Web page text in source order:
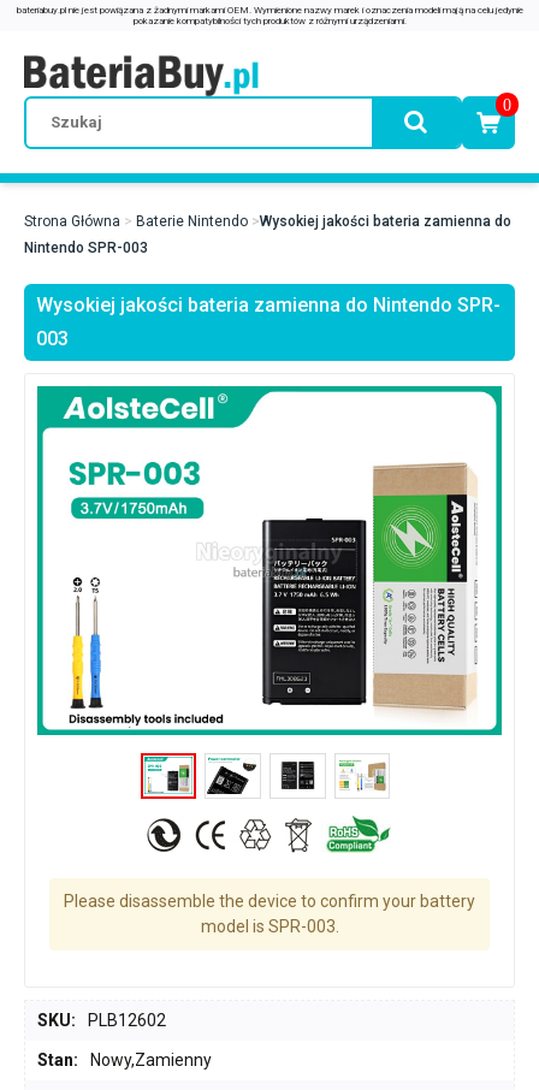
0
Strona Główna Baterie Nintendo
Wysokiej jakości bateria zamienna do
Nintendo SPR-003
Wysokiej jakości bateria zamienna do Nintendo SPR-
003
Please disassemble the device to confirm your battery
model is SPR-003.
SKU: PLB12602
Stan: Nowy,Zamienny